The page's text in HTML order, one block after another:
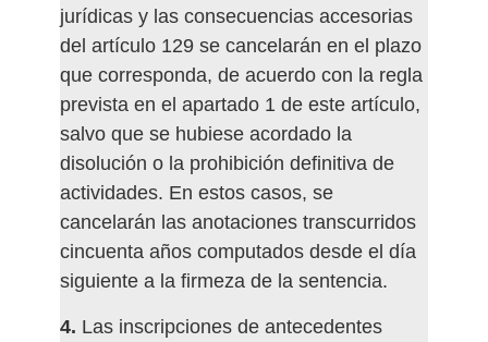
jurídicas y las consecuencias accesorias
del artículo 129 se cancelarán en el plazo
que corresponda, de acuerdo con la regla
prevista en el apartado 1 de este artículo,
salvo que se hubiese acordado la
disolución o la prohibición definitiva de
actividades. En estos casos, se
cancelarán las anotaciones transcurridos
cincuenta años computados desde el día
siguiente a la firmeza de la sentencia.
4. Las inscripciones de antecedentes